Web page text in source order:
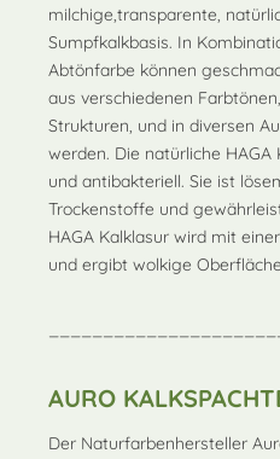
milchige,transparente,
Sumpfkalkbasis. In
Abtönfarbe können
aus verschiedenen
Strukturen, und in diversen
werden. Die natürliche
und antibakteriell. Sie ist
Trockenstoffe und
HAGA Kalklasur wird mit
und ergibt wolkige
AURO
Der Naturfarbenhersteller